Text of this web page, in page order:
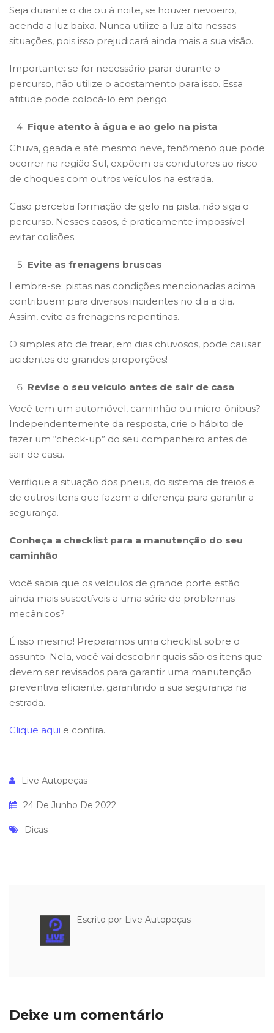
Seja durante o dia ou à noite, se houver nevoeiro,
acenda a luz baixa. Nunca utilize a luz alta nessas
situações, pois isso prejudicará ainda mais a sua visão.
Importante: se for necessário parar durante o
percurso, não utilize o acostamento para isso. Essa
atitude pode colocá-lo em perigo.
Fique atento à água e ao gelo na pista
Chuva, geada e até mesmo neve, fenômeno que pode
ocorrer na região Sul, expõem os condutores ao risco
de choques com outros veículos na estrada.
Caso perceba formação de gelo na pista, não siga o
percurso. Nesses casos, é praticamente impossível
evitar colisões.
Evite as frenagens bruscas
Lembre-se: pistas nas condições mencionadas acima
contribuem para diversos incidentes no dia a dia.
Assim, evite as frenagens repentinas.
O simples ato de frear, em dias chuvosos, pode causar
acidentes de grandes proporções!
Revise o seu veículo antes de sair de casa
Você tem um automóvel, caminhão ou micro-ônibus?
Independentemente da resposta, crie o hábito de
fazer um “check-up” do seu companheiro antes de
sair de casa.
Verifique a situação dos pneus, do sistema de freios e
de outros itens que fazem a diferença para garantir a
segurança.
Conheça a checklist para a manutenção do seu
caminhão
Você sabia que os veículos de grande porte estão
ainda mais suscetíveis a uma série de problemas
mecânicos?
É isso mesmo! Preparamos uma checklist sobre o
assunto. Nela, você vai descobrir quais são os itens que
devem ser revisados para garantir uma manutenção
preventiva eficiente, garantindo a sua segurança na
estrada.
Clique aqui e confira.
Live Autopeças
24 De Junho De 2022
Dicas
Escrito por Live Autopeças
Deixe um comentário